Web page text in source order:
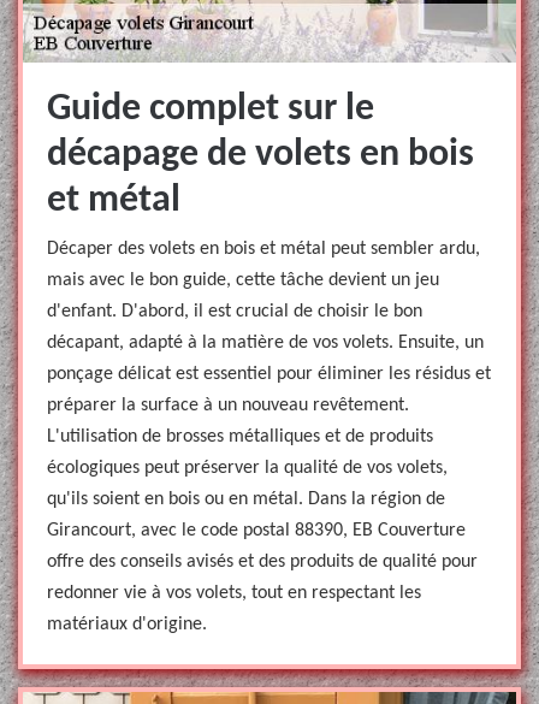
Guide complet sur le
décapage de volets en bois
et métal
Décaper des volets en bois et métal peut sembler ardu,
mais avec le bon guide, cette tâche devient un jeu
d'enfant. D'abord, il est crucial de choisir le bon
décapant, adapté à la matière de vos volets. Ensuite, un
ponçage délicat est essentiel pour éliminer les résidus et
préparer la surface à un nouveau revêtement.
L'utilisation de brosses métalliques et de produits
écologiques peut préserver la qualité de vos volets,
qu'ils soient en bois ou en métal. Dans la région de
Girancourt, avec le code postal 88390, EB Couverture
offre des conseils avisés et des produits de qualité pour
redonner vie à vos volets, tout en respectant les
matériaux d'origine.